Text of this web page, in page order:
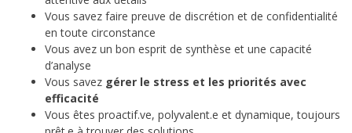
Vous savez faire preuve de discrétion et de confidentialité
en toute circonstance
Vous avez un bon esprit de synthèse et une capacité
d’analyse
Vous savez gérer le stress et les priorités avec
efficacité
Vous êtes proactif.ve, polyvalent.e et dynamique, toujours